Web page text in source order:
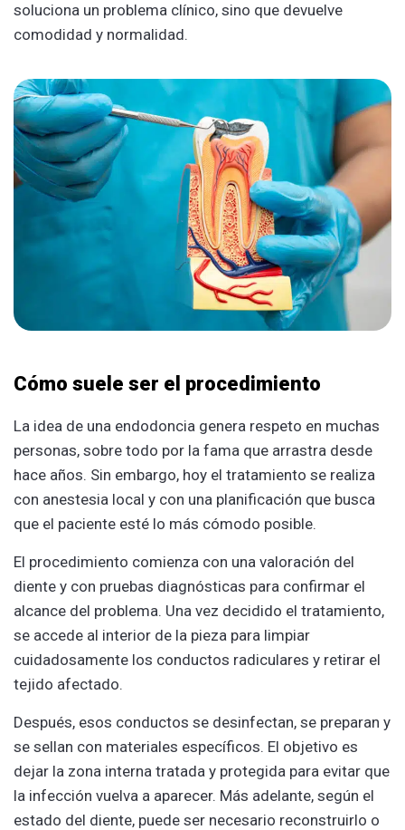
soluciona un problema clínico, sino que devuelve
comodidad y normalidad.
Cómo suele ser el procedimiento
La idea de una endodoncia genera respeto en muchas
personas, sobre todo por la fama que arrastra desde
hace años. Sin embargo, hoy el tratamiento se realiza
con anestesia local y con una planificación que busca
que el paciente esté lo más cómodo posible.
El procedimiento comienza con una valoración del
diente y con pruebas diagnósticas para confirmar el
alcance del problema. Una vez decidido el tratamiento,
se accede al interior de la pieza para limpiar
cuidadosamente los conductos radiculares y retirar el
tejido afectado.
Después, esos conductos se desinfectan, se preparan y
se sellan con materiales específicos. El objetivo es
dejar la zona interna tratada y protegida para evitar que
la infección vuelva a aparecer. Más adelante, según el
estado del diente, puede ser necesario reconstruirlo o